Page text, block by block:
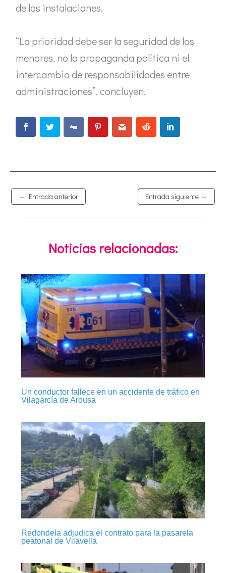
de las instalaciones.
“La prioridad debe ser la seguridad de los
menores, no la propaganda política ni el
intercambio de responsabilidades entre
administraciones”, concluyen.
← Entrada anterior Entrada siguiente →
Noticias relacionadas:
Un conductor fallece en un accidente de tráfico en
Vilagarcía de Arousa
Redondela adjudica el contrato para la pasarela
peatonal de Vilavella